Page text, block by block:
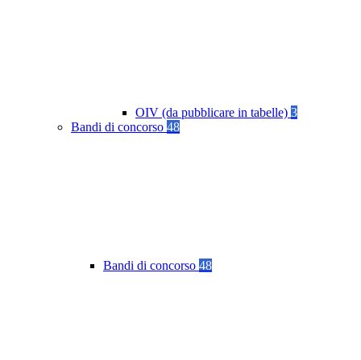
OIV (da pubblicare in tabelle) 3
Bandi di concorso 48
Bandi di concorso 48